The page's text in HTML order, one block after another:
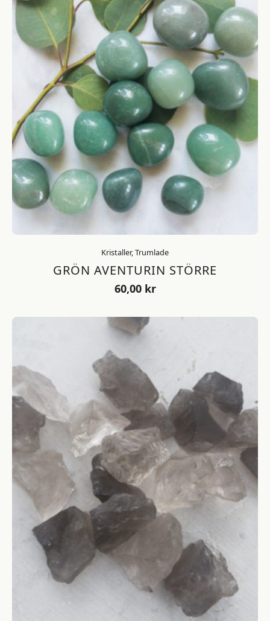
Kristaller, Trumlade
GRÖN AVENTURIN STÖRRE
60,00 kr